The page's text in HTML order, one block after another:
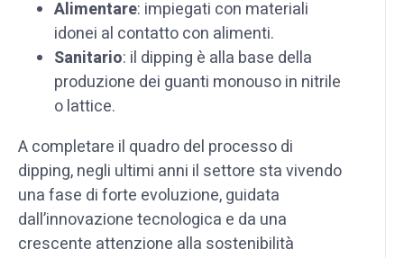
Alimentare: impiegati con materiali
idonei al contatto con alimenti.
Sanitario: il dipping è alla base della
produzione dei guanti monouso in nitrile
o lattice.
A completare il quadro del processo di
dipping, negli ultimi anni il settore sta vivendo
una fase di forte evoluzione, guidata
dall’innovazione tecnologica e da una
crescente attenzione alla sostenibilità